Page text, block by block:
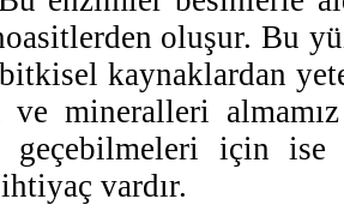
oluşur. Bu
kaynaklardan
mineralleri
geçebilmeleri için ise
vardır.